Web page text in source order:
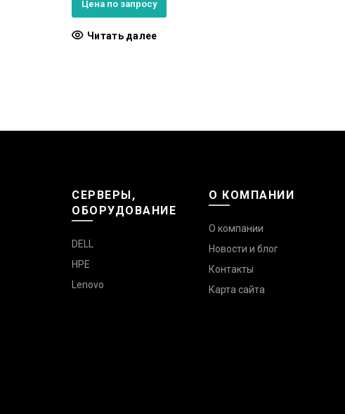
Цена по запросу
Читать далее
СЕРВЕРЫ,
ОБОРУДОВАНИЕ
DELL
HPE
Lenovo
О КОМПАНИИ
О компании
Новости и блог
Контакты
Карта сайта